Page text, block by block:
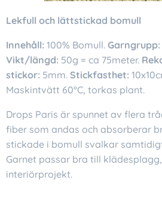
Lekfull och lättstickad bomull
Innehåll: 100% Bomull. Garngrupp:
Vikt/längd: 50g = ca 75meter.
stickor: 5mm. Stickfasthet:
Maskintvätt 60°C, torkas plant.
Drops Paris är spunnet av flera
fiber som andas och absorberar
stickade i bomull svalkar
Garnet passar bra till
interiörprojekt.